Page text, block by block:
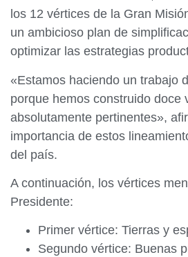
los 12 vértices de la Gran
un ambicioso plan de
optimizar las estrategias
«Estamos haciendo un trabajo
porque hemos construido doce
absolutamente pertinentes»,
importancia de estos
del país.
A continuación, los vértices
Presidente:
Primer vértice: Tierras y
Segundo vértice: Buenas